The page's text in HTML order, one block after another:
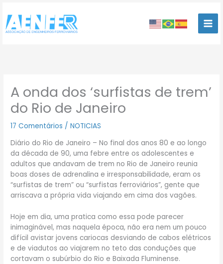
para
conteúdo
A onda dos ‘surfistas de trem’
do Rio de Janeiro
17 Comentários /NOTICIAS
Diário do Rio de Janeiro – No final dos anos 80 e ao longo
da década de 90, uma febre entre os adolescentes e
adultos que andavam de trem no Rio de Janeiro reunia
boas doses de adrenalina e irresponsabilidade, eram os
“surfistas de trem” ou “surfistas ferroviários”, gente que
arriscava a própria vida viajando em cima dos vagões.
Hoje em dia, uma pratica como essa pode parecer
inimaginável, mas naquela época, não era nem um pouco
difícil avistar jovens cariocas desviando de cabos elétricos
e de viadutos ao viajarem no teto das conduções que
cortavam o subúrbio do Rio e Baixada Fluminense.